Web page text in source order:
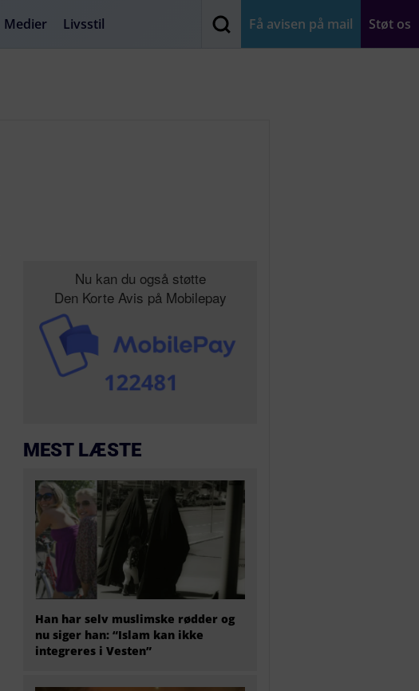
Få avisen på mail Støt os
Medier Livsstil
Nu kan du også støtte
Den Korte Avis på Mobilepay
MEST LÆSTE
Han har selv muslimske rødder og
nu siger han: “Islam kan ikke
integreres i Vesten”